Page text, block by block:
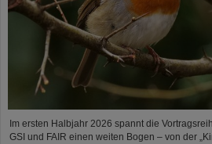
Im ersten Halbjahr 2026 spannt die
GSI und FAIR einen weiten Bogen – von der